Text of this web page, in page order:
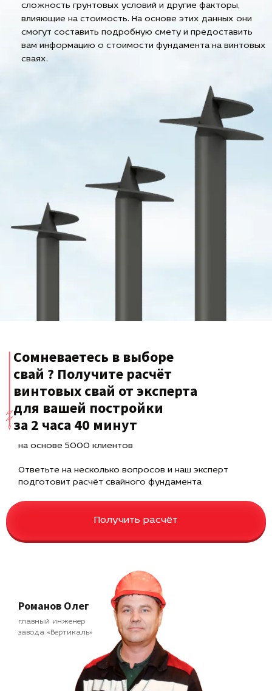
сложность грунтовых условий и другие факторы,
влияющие на стоимость. На основе этих данных они
смогут составить подробную смету и предоставить
вам информацию о стоимости фундамента на винтовых
сваях.
Сомневаетесь в выборе
свай ? Получите расчёт
винтовых свай от эксперта
для вашей постройки
за 2 часа 40 минут
на основе 5000 клиентов
Ответьте на несколько вопросов и наш эксперт
подготовит расчёт свайного фундамента
Получить расчёт
Романов Олег
главный инженер
завода «Вертикаль»